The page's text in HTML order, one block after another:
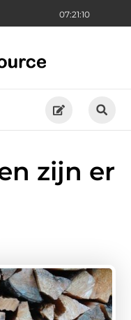
07:21:12
zijn er